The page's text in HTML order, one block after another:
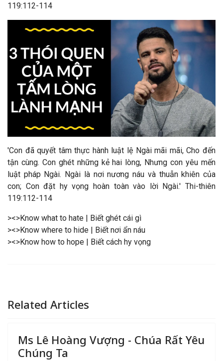
119:112-114
'Con đã quyết tâm thực hành luật lệ Ngài mãi mãi, Cho đến
tận cùng. Con ghét những kẻ hai lòng, Nhưng con yêu mến
luật pháp Ngài. Ngài là nơi nương náu và thuẫn khiên của
con; Con đặt hy vọng hoàn toàn vào lời Ngài.' Thi-thiên
119:112-114
><>Know what to hate | Biết ghét cái gì
><>Know where to hide | Biết nơi ẩn náu
><>Know how to hope | Biết cách hy vọng
Related Articles
Ms Lê Hoàng Vượng - Chúa Rất Yêu
Chúng Ta